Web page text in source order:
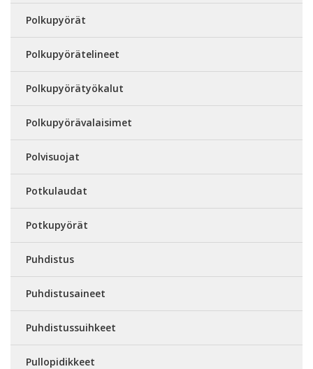
Polkupyörät
Polkupyörätelineet
Polkupyörätyökalut
Polkupyörävalaisimet
Polvisuojat
Potkulaudat
Potkupyörät
Puhdistus
Puhdistusaineet
Puhdistussuihkeet
Pullopidikkeet